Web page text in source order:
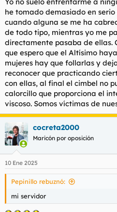
he tomado demasiado en
cuando alguna se me ha
de todo tipo, mientras yo me
directamente pasaba de ellas.
que espero que el Altísimo
mujeres hay que follarlas y
reconocer que practicando
con ellas, al final el cimbel no
calorcillo que proporciona el
viscoso. Somos víctimas de
cocreta2000
Maricón por oposición
10 Ene 2025
Pepinillo rebuznó:
mi servidor